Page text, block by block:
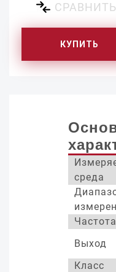
СРАВНИТЬ
КУПИТЬ
среда
Частота
Выход
Класс